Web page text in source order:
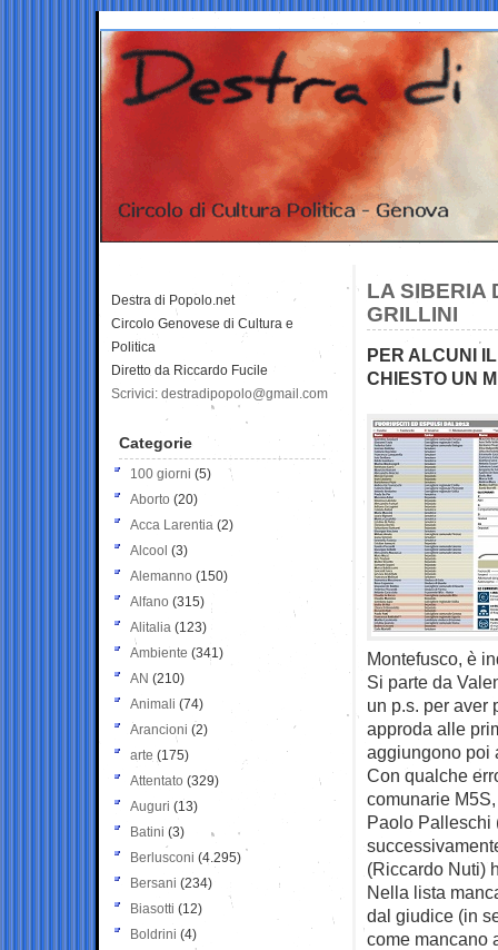
LA SIBERIA
GRILLINI
PER ALCUNI
CHIESTO UN
Montefusco, è
Si parte da
un p.s. per aver
approda alle
aggiungono poi
Con qualche
comunarie
Paolo Palleschi
(Riccardo Nuti)
Nella lista
dal giudice (in
come mancano
Destra di Popolo.net
Circolo Genovese di Cultura e
Politica
Diretto da Riccardo Fucile
Scrivici: destradipopolo@gmail.com
Categorie
100 giorni (5)
Aborto (20)
Acca Larentia (2)
Alcool (3)
Alemanno (150)
Alfano (315)
Alitalia (123)
Ambiente (341)
AN (210)
Animali (74)
Arancioni (2)
arte (175)
Attentato (329)
Auguri (13)
Batini (3)
Berlusconi (4.295)
Bersani (234)
Biasotti (12)
Boldrini (4)